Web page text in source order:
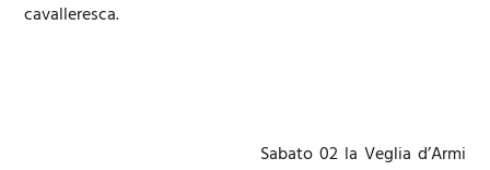
cavalleresca.
Sabato 02 la Veglia d’Armi